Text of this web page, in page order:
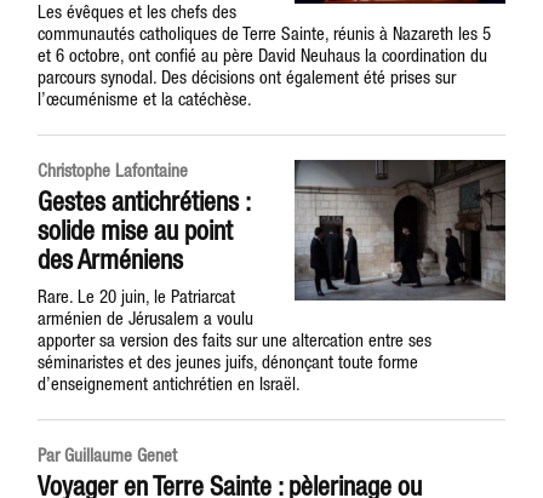
Les évêques et les chefs des
communautés catholiques de Terre Sainte, réunis à Nazareth les 5
et 6 octobre, ont confié au père David Neuhaus la coordination du
parcours synodal. Des décisions ont également été prises sur
l’œcuménisme et la catéchèse.
Christophe Lafontaine
Gestes antichrétiens :
solide mise au point
des Arméniens
Rare. Le 20 juin, le Patriarcat
arménien de Jérusalem a voulu
apporter sa version des faits sur une altercation entre ses
séminaristes et des jeunes juifs, dénonçant toute forme
d’enseignement antichrétien en Israël.
Par Guillaume Genet
Voyager en Terre Sainte : pèlerinage ou